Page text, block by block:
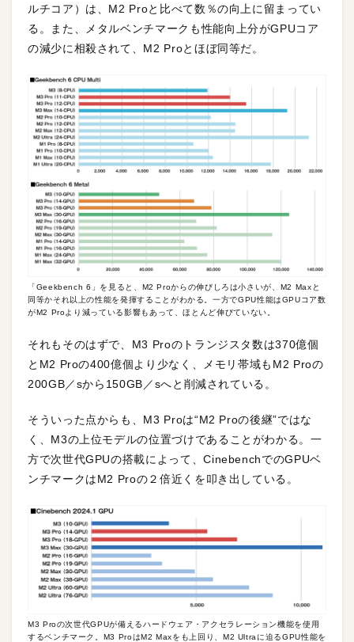
ルチコア）は、M2 Proと比べて数％の向上に留まってい
る。また、メタルベンチマークも性能向上分がGPUコア
の減少に相殺されて、M2 Proとほぼ同等だ。
「Geekbench 6」を見ると、M2 Proからの伸びしろは小さいが、M2 Maxと
同等かそれ以上の性能を発揮することがわかる。一方でGPU性能はGPUコア数
がM2 Proより減っている影響もあって、ほとんど伸びていない。
それもそのはずで、M3 Proのトランジスタ数は370億個
とM2 Proの400億個より少なく、メモリ帯域もM2 Proの
200GB／sから150GB／sへと削減されている。
そういった点からも、M3 Proは“M2 Proの後継”ではな
く、M3の上位モデルの位置づけであることがわかる。一
方で次世代GPUの搭載によって、CinebenchでのGPUベ
ンチマークはM2 Proの２倍近くを叩き出している。
M3 Proの次世代GPUが備えるハードウェア・アクセラレーション機能を使用
するベンチマーク。M3 ProはM2 Maxをも上回り、M2 Ultraに迫るGPU性能を